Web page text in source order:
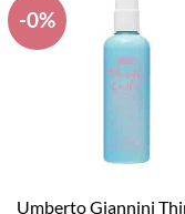
-0%
Umberto Giannini